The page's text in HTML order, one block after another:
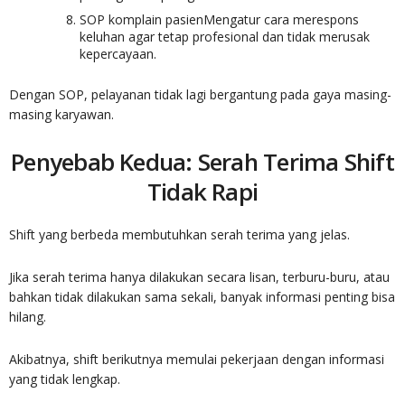
SOP komplain pasienMengatur cara merespons
keluhan agar tetap profesional dan tidak merusak
kepercayaan.
Dengan SOP, pelayanan tidak lagi bergantung pada gaya masing-
masing karyawan.
Penyebab Kedua: Serah Terima Shift
Tidak Rapi
Shift yang berbeda membutuhkan serah terima yang jelas.
Jika serah terima hanya dilakukan secara lisan, terburu-buru, atau
bahkan tidak dilakukan sama sekali, banyak informasi penting bisa
hilang.
Akibatnya, shift berikutnya memulai pekerjaan dengan informasi
yang tidak lengkap.